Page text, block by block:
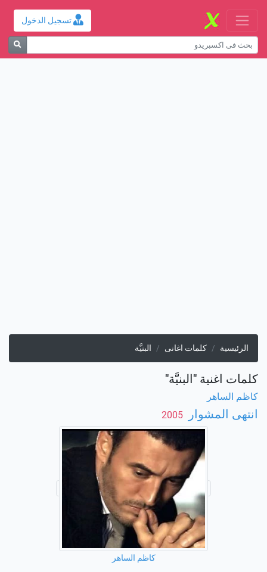
تسجيل الدخول
الرئيسية كلمات اغانى البنيَّة
كلمات اغنية "البنيَّة"
كاظم الساهر
انتهى المشوار
كاظم الساهر